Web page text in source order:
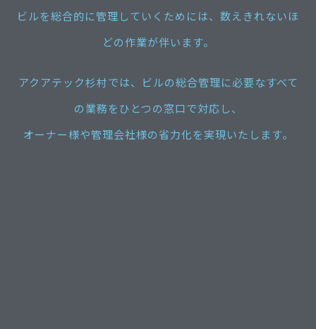
ビルを総合的に管理していくためには、数えきれないほ
どの作業が伴います。
アクアテック杉村では、ビルの総合管理に必要なすべて
の業務をひとつの窓口で対応し、
オーナー様や管理会社様の省力化を実現いたします。